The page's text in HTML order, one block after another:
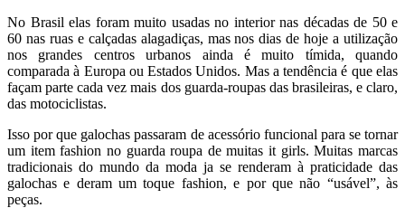
No Brasil elas foram muito usadas no interior nas décadas de 50 e
60 nas ruas e calçadas alagadiças, mas nos dias de hoje a utilização
nos grandes centros urbanos ainda é muito tímida, quando
comparada à Europa ou Estados Unidos. Mas a tendência é que elas
façam parte cada vez mais dos guarda-roupas das brasileiras, e claro,
das motociclistas.
Isso por que galochas passaram de acessório funcional para se tornar
um item fashion no guarda roupa de muitas it girls. Muitas marcas
tradicionais do mundo da moda ja se renderam à praticidade das
galochas e deram um toque fashion, e por que não “usável”, às
peças.